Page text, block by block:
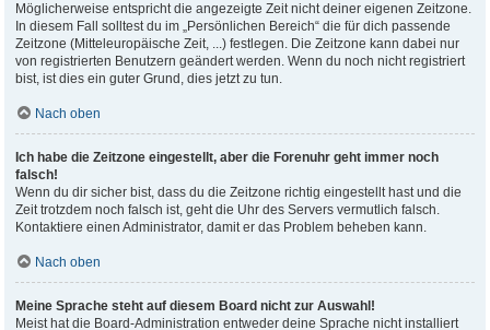
Möglicherweise entspricht die angezeigte Zeit nicht deiner eigenen Zeitzone.
In diesem Fall solltest du im „Persönlichen Bereich“ die für dich passende
Zeitzone (Mitteleuropäische Zeit, ...) festlegen. Die Zeitzone kann dabei nur
von registrierten Benutzern geändert werden. Wenn du noch nicht registriert
bist, ist dies ein guter Grund, dies jetzt zu tun.
Nach oben
Ich habe die Zeitzone eingestellt, aber die Forenuhr geht immer noch
falsch!
Wenn du dir sicher bist, dass du die Zeitzone richtig eingestellt hast und die
Zeit trotzdem noch falsch ist, geht die Uhr des Servers vermutlich falsch.
Kontaktiere einen Administrator, damit er das Problem beheben kann.
Nach oben
Meine Sprache steht auf diesem Board nicht zur Auswahl!
Meist hat die Board-Administration entweder deine Sprache nicht installiert